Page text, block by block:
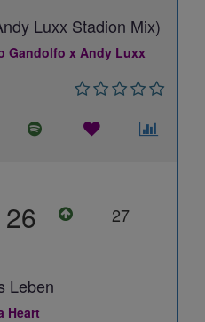
Luxx Stadion Mix)
Gandolfo x Andy Luxx
26 27
Leben
Heart